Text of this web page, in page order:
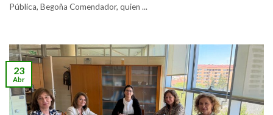
Pública, Begoña Comendador, quien ...
23
Abr